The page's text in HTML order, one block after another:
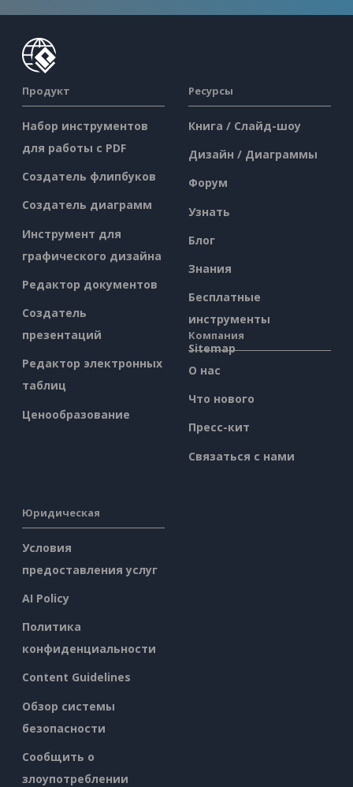
Продукт
Набор инструментов
для работы с PDF
Создатель флипбуков
Создатель диаграмм
Инструмент для
графического дизайна
Редактор документов
Создатель
презентаций
Редактор электронных
таблиц
Ценообразование
Ресурсы
Книга / Слайд-шоу
Дизайн / Диаграммы
Форум
Узнать
Блог
Знания
Бесплатные
инструменты
Sitemap
Компания
О нас
Что нового
Пресс-кит
Связаться с нами
Юридическая
Условия
предоставления услуг
AI Policy
Политика
конфиденциальности
Content Guidelines
Обзор системы
безопасности
Сообщить о
злоупотреблении